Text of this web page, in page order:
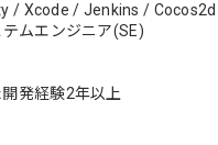
/ Xcode / Jenkins /
ムエンジニア(SE)
発経験2年以上